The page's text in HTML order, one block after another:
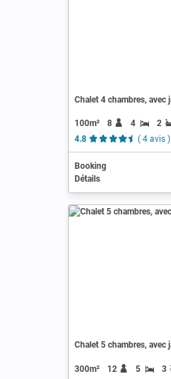
Chalet 4 chambres, avec
100m² 8 4
2
4.8
( 4 avis )
Booking
Détails
Chalet 5 chambres, avec
300m² 12 5
3